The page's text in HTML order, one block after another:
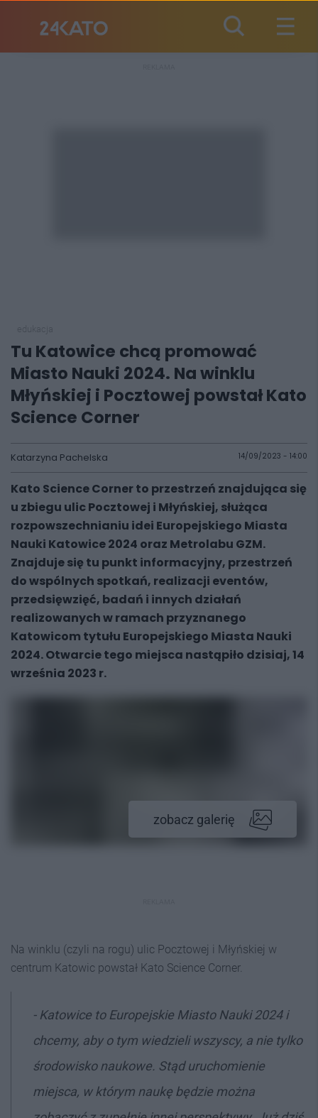
Tu Katowice chcą promować
Miasto Nauki 2024. Na winklu
Młyńskiej i Pocztowej powstał Kato
Science Corner
Katarzyna Pachelska 14/09/2023 - 14:00
Kato Science Corner to przestrzeń znajdująca się
u zbiegu ulic Pocztowej i Młyńskiej, służąca
rozpowszechnianiu idei Europejskiego Miasta
Nauki Katowice 2024 oraz Metrolabu GZM.
Znajduje się tu punkt informacyjny, przestrzeń
do wspólnych spotkań, realizacji eventów,
przedsięwzięć, badań i innych działań
realizowanych w ramach przyznanego
Katowicom tytułu Europejskiego Miasta Nauki
2024. Otwarcie tego miejsca nastąpiło dzisiaj, 14
września 2023 r.
zobacz galerię
Na winklu (czyli na rogu) ulic Pocztowej i Młyńskiej w
centrum Katowic powstał Kato Science Corner.
- Katowice to Europejskie Miasto Nauki 2024 i
chcemy, aby o tym wiedzieli wszyscy, a nie tylko
środowisko naukowe. Stąd uruchomienie
miejsca, w którym naukę będzie można